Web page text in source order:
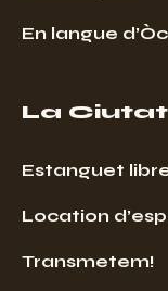
En langue d’Òc
La Ciutat
Estanguet
Location
Transmetem!